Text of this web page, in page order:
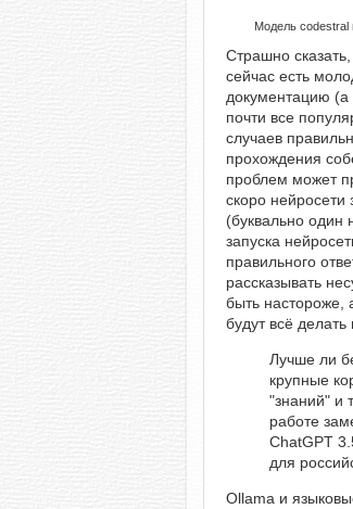
Модель codestral
Страшно
сейчас есть
документацию (а
почти все
случаев
прохождения
проблем может
скоро нейросети
(буквально один
запуска
правильного
рассказывать
быть настороже,
будут всё
Лучше ли
крупные
"знаний" и
работе
ChatGPT
для
Ollama и